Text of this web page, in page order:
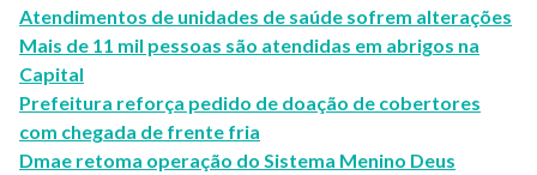
Atendimentos de unidades de saúde sofrem alterações
Mais de 11 mil pessoas são atendidas em abrigos na
Capital
Prefeitura reforça pedido de doação de cobertores
com chegada de frente fria
Dmae retoma operação do Sistema Menino Deus